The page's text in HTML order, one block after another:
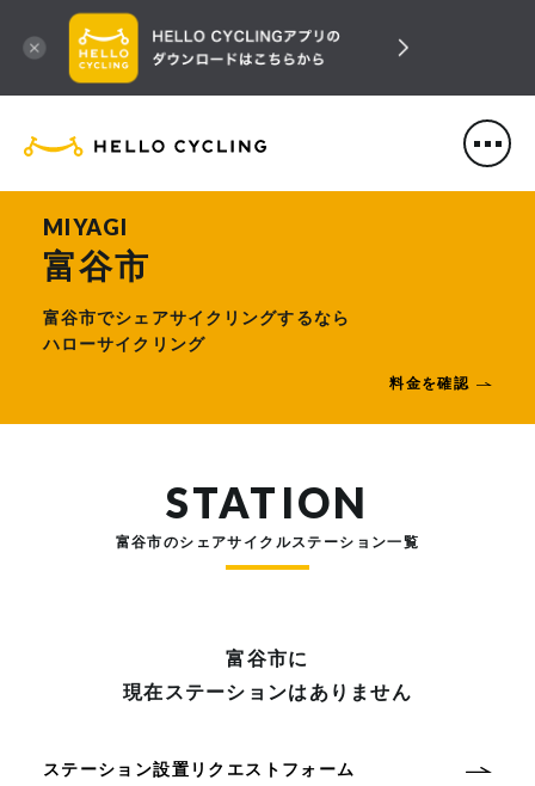
HELLO CYCLING（ハローサ
MIYAGI
富谷市
富谷市でシェアサイクリングするなら
ハローサイクリング
料金を確認
STATION
富谷市のシェアサイクルステーション一覧
富谷市に
現在ステーションはありません
ステーション設置リクエストフォーム